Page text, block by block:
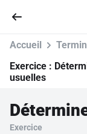
Parcourir
Accueil
Exercice :
usuelles
Exercice